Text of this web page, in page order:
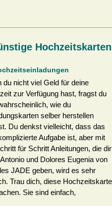
Hochzeitskarten
du nicht viel Geld für deine
zur Verfügung hast, fragst du
wie du
selber herstellen
Du denkst vielleicht, dass das
Aufgabe ist, aber mit
für Schritt Anleitungen, die dir
und Dolores Eugenia von
JADE geben, wird es sehr
Trau dich, diese
Sie sind einfach,